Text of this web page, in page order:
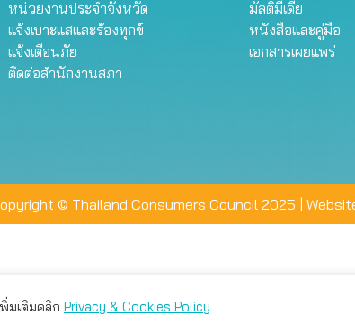
หน่วยงานประจำจังหวัด
แจ้งเบาะแสและร้องทุกข์
แจ้งเตือนภัย
ติดต่อสำนักงานสภา
มัลติมีเดีย
หนังสือและคู่มือ
เอกสารเผยแพร่
© Thailand Consumers Council 2025 |
มเติมคลิก Privacy & Cookies Policy
น คุณสามารถเลือกตั้งค่าความเป็นส่วนตัวได้